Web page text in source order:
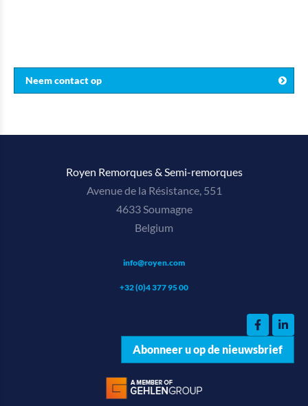
Neem contact op
Royen Remorques & Semi-remorques
Avenue de la Résistance, 551
4633 Soumagne
Belgium
info@royen.com
+32 (0)4 377 95 00
Abonneer u op de nieuwsbrief